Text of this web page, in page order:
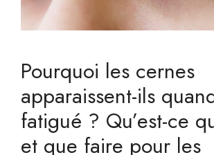
Pourquoi les cernes
apparaissent-ils
fatigué ? Qu’est-ce
et que faire pour les